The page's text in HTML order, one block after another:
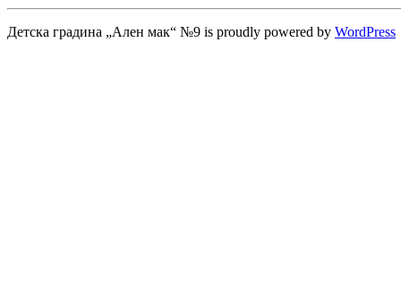
Детска градина „Ален мак“ №9 is proudly powered by WordPress